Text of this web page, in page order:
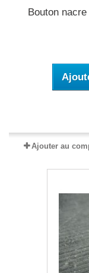
Bouton
Ajouter au